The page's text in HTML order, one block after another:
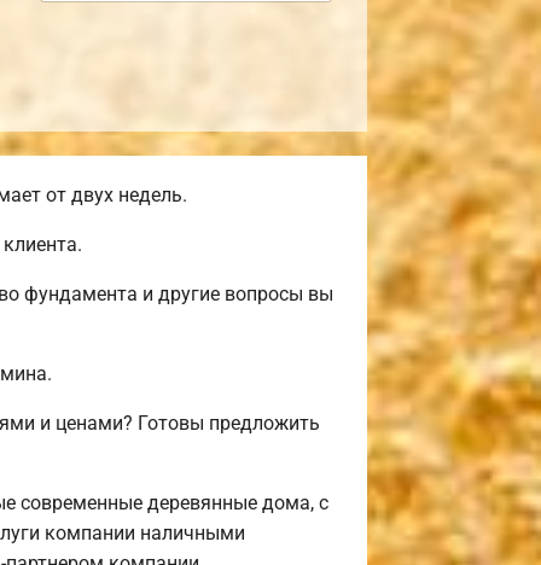
от двух недель.
фундамента и другие вопросы вы
и ценами? Готовы предложить
современные деревянные дома, с
компании наличными